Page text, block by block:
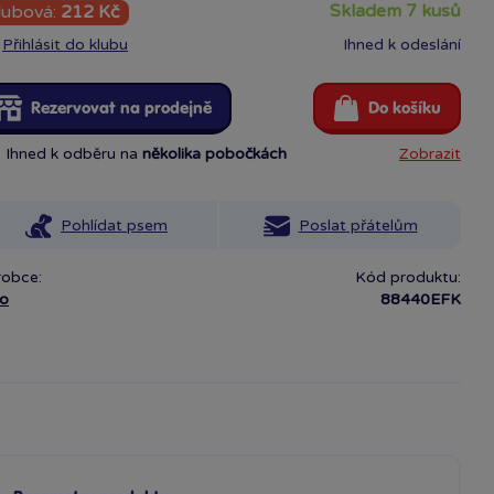
212 Kč
Přihlásit do klubu
skladem 7 kusů
Ihned k odeslání
Rezervovat na prodejně Do košíku
Ihned k odběru naněkolika pobočkách Zobrazit
Pohlídat psem Poslat přátelům
Kód produktu:
88440EFK